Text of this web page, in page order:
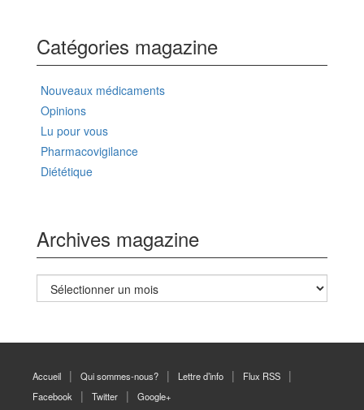
Catégories magazine
Nouveaux médicaments
Opinions
Lu pour vous
Pharmacovigilance
Diététique
Archives magazine
Archives
magazine
Accueil Qui sommes-nous? Lettre d’info
Flux RSS
Facebook
Twitter Google+